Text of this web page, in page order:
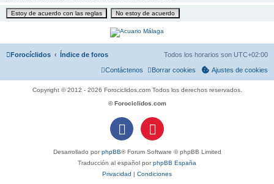
Forocíclidos Índice de foros Todos los horarios son UTC+02:00
Ajustes de cookies
Borrar cookies
Contáctenos
Copyright © 2012 - 2026 Forociclidos.com Todos los derechos reservados.
© Forociclidos.com
Desarrollado porphpBB® Forum Software © phpBB Limited
Traducción al español porphpBB España
Privacidad | Condiciones